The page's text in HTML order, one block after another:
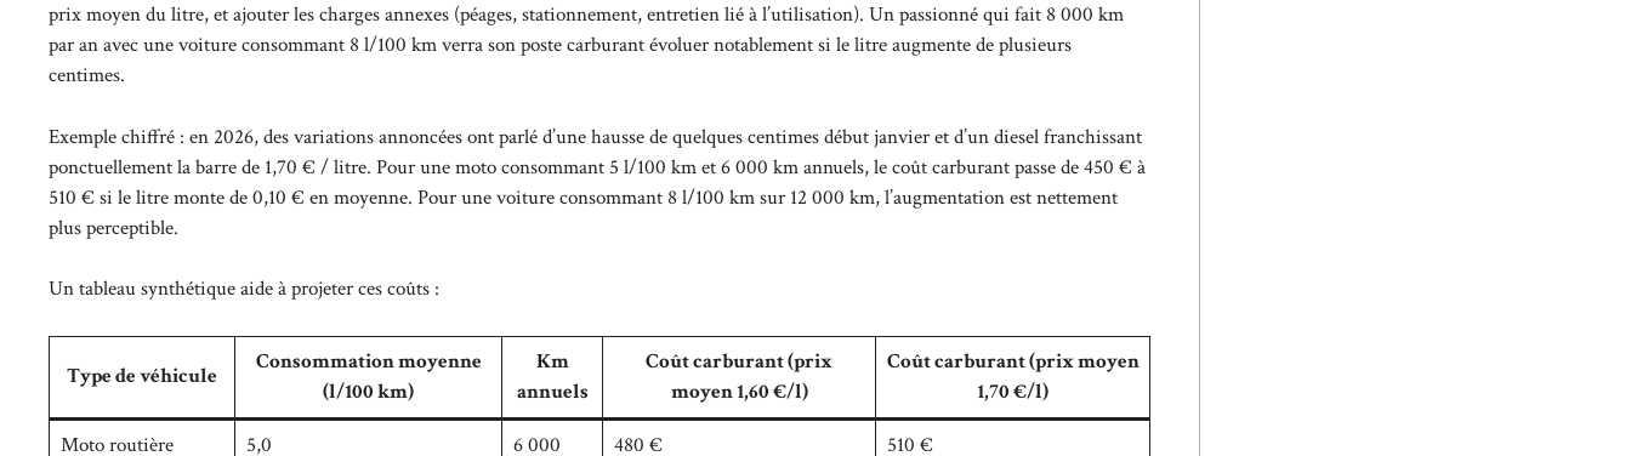
prix moyen du litre, et ajouter les charges annexes (péages, stationnement, entretien lié à l’utilisation). Un passionné qui fait 8 000 km
par an avec une voiture consommant 8 l/100 km verra son poste carburant évoluer notablement si le litre augmente de plusieurs
centimes.
Exemple chiffré : en 2026, des variations annoncées ont parlé d’une hausse de quelques centimes début janvier et d’un diesel franchissant
ponctuellement la barre de 1,70 € / litre. Pour une moto consommant 5 l/100 km et 6 000 km annuels, le coût carburant passe de 450 € à
510 € si le litre monte de 0,10 € en moyenne. Pour une voiture consommant 8 l/100 km sur 12 000 km, l’augmentation est nettement
plus perceptible.
Un tableau synthétique aide à projeter ces coûts :
Type de véhicule
Consommation moyenne
(l/100 km)
Km
annuels
Coût carburant (prix
moyen 1,60 €/l)
Coût carburant (prix moyen
1,70 €/l)
Moto routière
5,0 6 000 480 €
510 €